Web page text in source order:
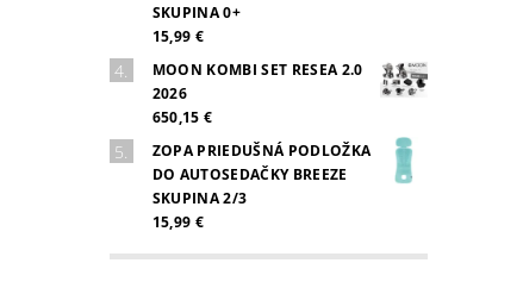
SKUPINA 0+
15,99 €
MOON KOMBI SET RESEA 2.0
2026
650,15 €
ZOPA PRIEDUŠNÁ PODLOŽKA
DO AUTOSEDAČKY BREEZE
SKUPINA 2/3
15,99 €